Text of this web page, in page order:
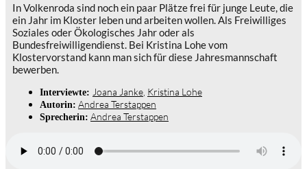
In Volkenroda sind noch ein paar Plätze frei für junge Leute, die
ein Jahr im Kloster leben und arbeiten wollen. Als Freiwilliges
Soziales oder Ökologisches Jahr oder als
Bundesfreiwilligendienst. Bei Kristina Lohe vom
Klostervorstand kann man sich für diese Jahresmannschaft
bewerben.
Interviewte: Joana Janke Kristina Lohe
Autorin: Andrea Terstappen
Sprecherin: Andrea Terstappen